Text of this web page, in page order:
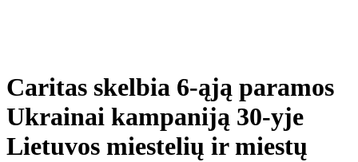
Caritas skelbia 6-ąją paramos
Ukrainai kampaniją 30-yje
Lietuvos miestelių ir miestų